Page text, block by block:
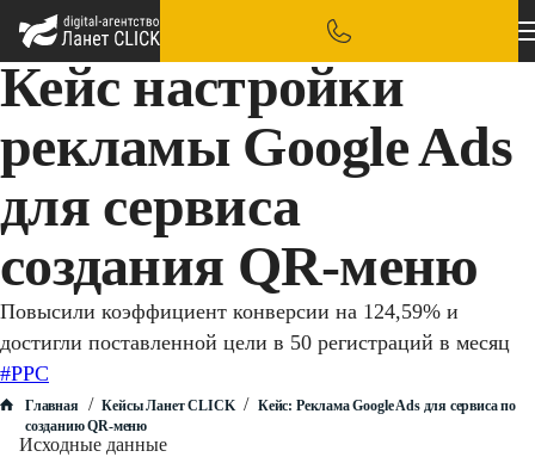
Кейс настройки
рекламы Google Ads
для сервиса
создания QR-меню
Повысили коэффициент конверсии на 124,59% и
достигли поставленной цели в 50 регистраций в месяц
#PPC
Главная / Кейсы Ланет CLICK / Кейс: Реклама Google Ads для сервиса по
созданию QR-меню
Исходные данные